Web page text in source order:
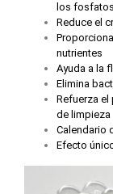
los fosfatos
Reduce el
nutrientes
Ayuda a la
Elimina
Refuerza
de limpieza
Calendario
Efecto